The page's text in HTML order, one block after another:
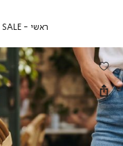
ראשי ראשי
SALE